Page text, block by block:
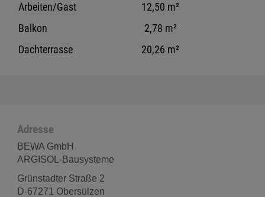
Arbeiten/Gast
12,50 m²
Balkon
2,78 m²
Dachterrasse
20,26 m²
Adresse
BEWA GmbH
ARGISOL-Bausysteme
Grünstadter Straße 2
D-67271 Obersülzen